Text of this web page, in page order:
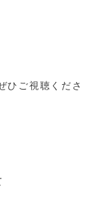
ひご視聴くださ